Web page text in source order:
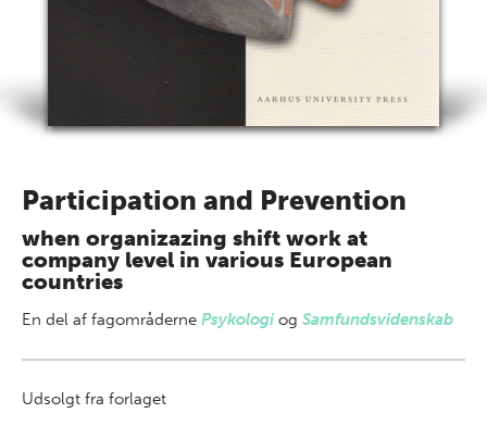
Participation and Prevention
when organizazing shift work at
company level in various European
countries
En del af fagområderne Psykologi og Samfundsvidenskab
Udsolgt fra forlaget